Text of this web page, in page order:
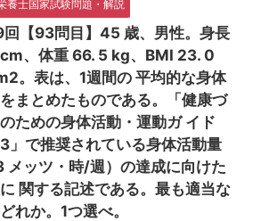
養士国家試験問題・解説
【93問目】45 歳、男性。身長
、体重 66. 5 kg、BMI 23. 0
。表は、1週間の 平均的な身体
まとめたものである。「健康づ
ための身体活動・運動ガ イド
」で推奨されている身体活動量
メッツ・時/週）の達成に向けた
関する記述である。最も適当な
れか。1つ選べ。